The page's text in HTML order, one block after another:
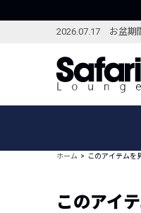
2026.07.17 お盆期
ブランドから探す
新着アイテム
ホーム このアイテムを
このアイ